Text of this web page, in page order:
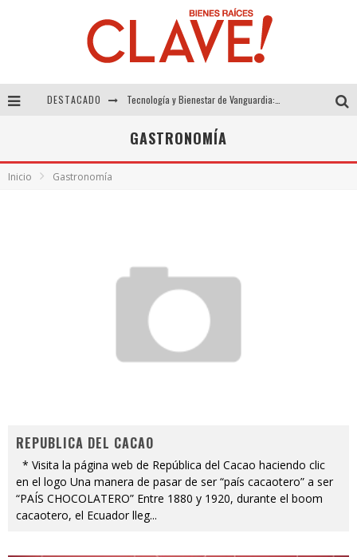
DESTACADO
Alexandra Bedoya – La Constancia detrás de La Paletería
GASTRONOMÍA
Inicio Gastronomía
REPUBLICA DEL CACAO
* Visita la página web de República del Cacao haciendo clic
en el logo Una manera de pasar de ser “país cacaotero” a ser
“PAÍS CHOCOLATERO” Entre 1880 y 1920, durante el boom
cacaotero, el Ecuador lleg...